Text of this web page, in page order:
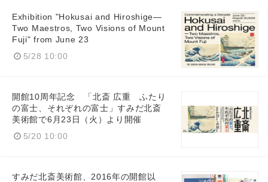
Exhibition "Hokusai and Hiroshige—
Two Maestros, Two Visions of Mount
Fuji" from June 23
5/28 10:00
開館10周年記念 「北斎 広重 ふたり
の富士、それぞれの富士」すみだ北斎
美術館で6月23日（火）より開催
5/20 10:00
すみだ北斎美術館、2016年の開館以